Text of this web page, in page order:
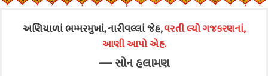
અણિયાળાં ભમ્મરમુખાં, નારીવલ્લાં જેહ,વરતી લ્યો ગજકરણનાં,
આણી આપો એહ.
—સોન હલામણ